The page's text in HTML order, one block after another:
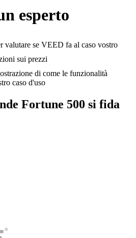
esperto
valutare se VEED fa al caso vostro
sui prezzi
di come le funzionalità
caso d'uso
Fortune 500 si fida